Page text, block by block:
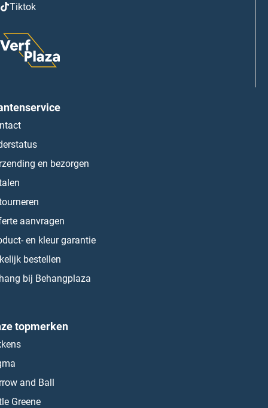
Tiktok
en bezorgen
aanvragen
en kleur garantie
bestellen
bij Behangplaza
topmerken
and Ball
Greene